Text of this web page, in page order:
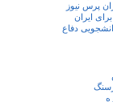
پرس نيوز
ایران
دفاع